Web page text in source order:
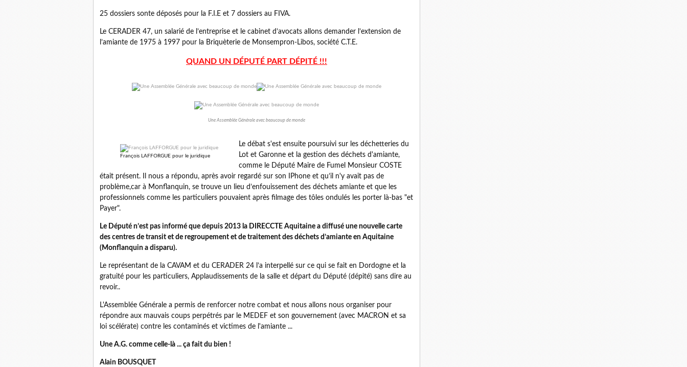
25 dossiers sonte déposés pour la F.I.E et 7 dossiers au FIVA.
Le CERADER 47, un salarié de l’entreprise et le cabinet d’avocats allons demander l’extension de
l’amiante de 1975 à 1997 pour la Briquèterie de Monsempron-Libos, société C.T.E.
QUAND UN DÉPUTÉ PART DÉPITÉ !!!
Une Assemblée Générale avec beaucoup de monde
François LAFFORGUE pour le juridique
Le débat s'est ensuite poursuivi sur les déchetteries du
Lot et Garonne et la gestion des déchets d'amiante,
comme le Député Maire de Fumel Monsieur COSTE
était présent. Il nous a répondu, après avoir regardé sur son IPhone et qu’il n'y avait pas de
problème,car à Monflanquin, se trouve un lieu d’enfouissement des déchets amiante et que les
professionnels comme les particuliers pouvaient après filmage des tôles ondulés les porter là-bas "et
Payer".
Le Député n’est pas informé que depuis 2013 la DIRECCTE Aquitaine a diffusé une nouvelle carte
des centres de transit et de regroupement et de traitement des déchets d’amiante en Aquitaine
(Monflanquin a disparu).
Le représentant de la CAVAM et du CERADER 24 l’a interpellé sur ce qui se fait en Dordogne et la
gratuité pour les particuliers, Applaudissements de la salle et départ du Député (dépité) sans dire au
revoir..
L'Assemblée Générale a permis de renforcer notre combat et nous allons nous organiser pour
répondre aux mauvais coups perpétrés par le MEDEF et son gouvernement (avec MACRON et sa
loi scélérate) contre les contaminés et victimes de l'amiante ...
Une A.G. comme celle-là ... ça fait du bien !
Alain BOUSQUET